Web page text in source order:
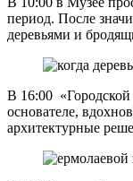
период. После
деревьями и
В 16:00
основателе,
архитектурные